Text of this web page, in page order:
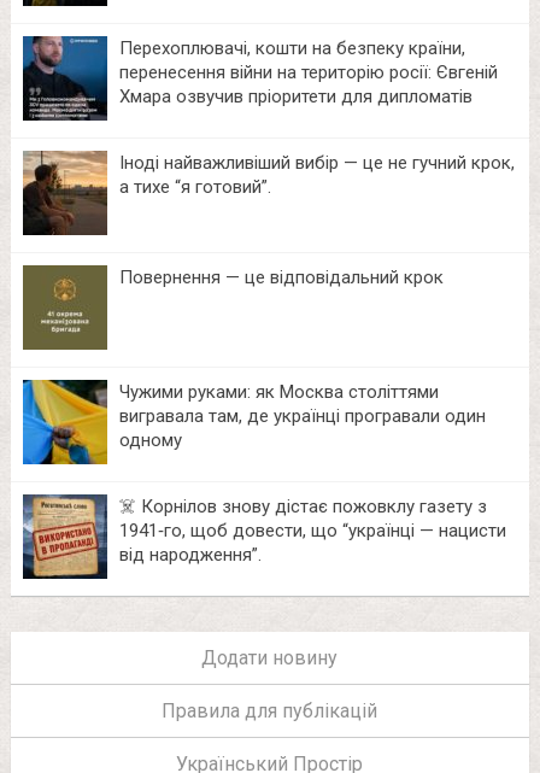
Перехоплювачі, кошти на безпеку країни,
перенесення війни на територію росії: Євгеній
Хмара озвучив пріоритети для дипломатів
Іноді найважливіший вибір — це не гучний крок,
а тихе “я готовий”.
Повернення — це відповідальний крок
Чужими руками: як Москва століттями
вигравала там, де українці програвали один
одному
☠️ Корнілов знову дістає пожовклу газету з
1941‑го, щоб довести, що “українці — нацисти
від народження”.
Додати новину
Правила для публікацій
Український Простір